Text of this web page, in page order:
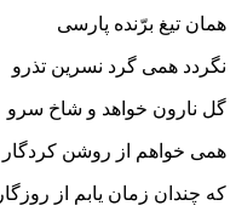
همان تیغ برّنده پارسى‏
نگردد همى گرد نسرین تذرو
گل نارون خواهد و شاخ سرو
همى خواهم از روشن کردگار
که چندان زمان یابم از روزگار